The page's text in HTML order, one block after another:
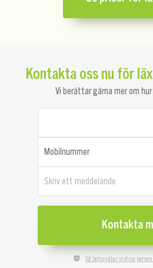
Kontakta oss nu för
Vi berättar gärna mer om
Mobilnummer
Skriv ett meddelande
Kontakta
Så behandlar vi dina